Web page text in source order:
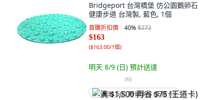
Bridgeport 台灣橋堡 仿公園鵝卵石
健康步道 台灣製, 藍色, 1個
首購折扣價 40%$272
$163
($163.00/1個)
明天 8/9 (日) 預計送達
(6)
满 $1,500 再省 $75 (王道卡)